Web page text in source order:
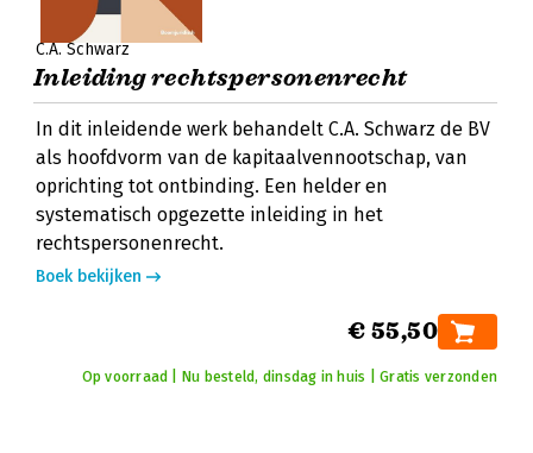
C.A. Schwarz
Inleiding rechtspersonenrecht
In dit inleidende werk behandelt C.A. Schwarz de BV
als hoofdvorm van de kapitaalvennootschap, van
oprichting tot ontbinding. Een helder en
systematisch opgezette inleiding in het
rechtspersonenrecht.
Boek bekijken
€ 55,50
Op voorraad | Nu besteld, dinsdag in huis | Gratis verzonden